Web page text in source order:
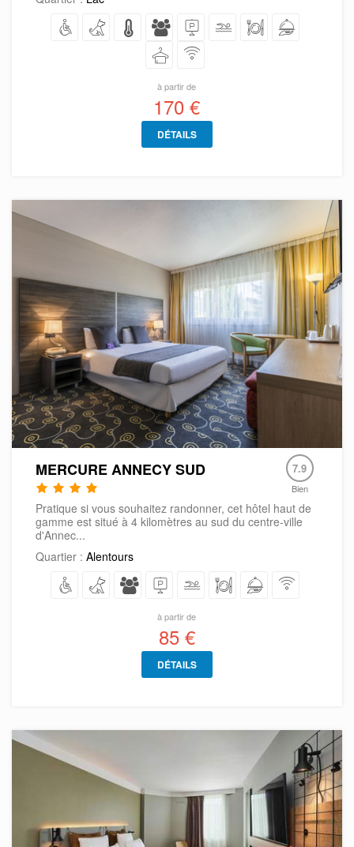
à partir de
170 €
DÉTAILS
MERCURE ANNECY SUD 7.9
Bien
Pratique si vous souhaitez randonner, cet hôtel haut de
gamme est situé à 4 kilomètres au sud du centre-ville
d'Annec...
Quartier : Alentours
à partir de
85 €
DÉTAILS